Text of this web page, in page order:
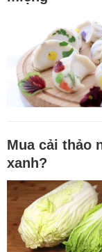
Mua cải thảo
xanh?